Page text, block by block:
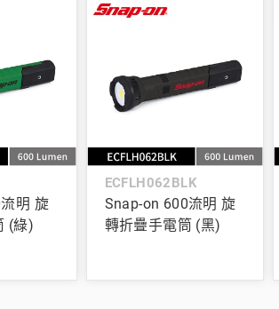
明 旋
(綠)
ECFLH062BLK
Snap-on 600流明 旋
轉折疊手電筒 (黑)